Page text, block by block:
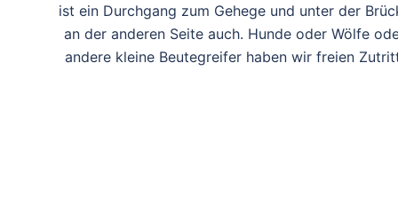
ist ein Durchgang zum Gehege und unter der
an der anderen Seite auch. Hunde oder Wölfe
andere kleine Beutegreifer haben wir freien